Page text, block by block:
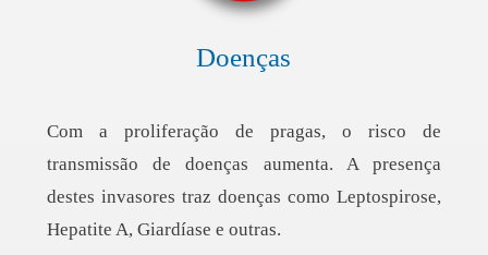
Doenças
Com a proliferação de pragas, o risco de
transmissão de doenças aumenta. A presença
destes invasores traz doenças como Leptospirose,
Hepatite A, Giardíase e outras.